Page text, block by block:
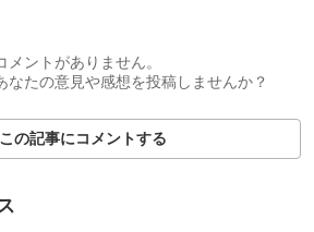
メントがありません。
なたの意見や感想を投稿しませんか？
この記事にコメントする